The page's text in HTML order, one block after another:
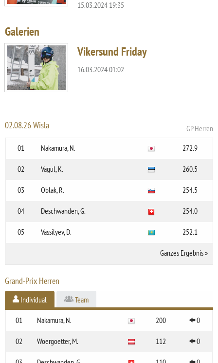
15.03.2024 19:35
Galerien
Vikersund Friday
16.03.2024 01:02
02.08.26 Wisla
GP Herren
01
Nakamura, N. 272.9
02 Vagul, K. 260.5
03 Oblak, R. 254.5
04 Deschwanden, G. 254.0
05 Vassilyev, D. 252.1
Ganzes Ergebnis»
Grand-Prix Herren
Individual Team
01 Nakamura, N. 200 0
02 Woergoetter, M. 112 0